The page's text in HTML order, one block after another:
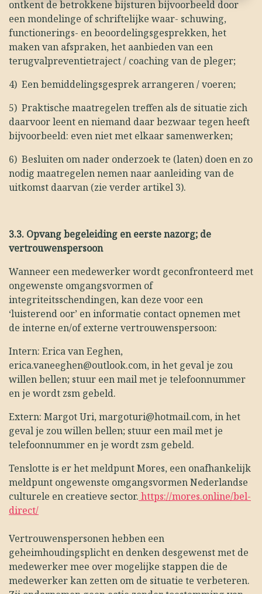
ontkent de betrokkene bijsturen bijvoorbeeld door
een mondelinge of schriftelijke waar- schuwing,
functionerings- en beoordelingsgesprekken, het
maken van afspraken, het aanbieden van een
terugvalpreventietraject / coaching van de pleger;
4) Een bemiddelingsgesprek arrangeren / voeren;
5) Praktische maatregelen treffen als de situatie zich
daarvoor leent en niemand daar bezwaar tegen heeft
bijvoorbeeld: even niet met elkaar samenwerken;
6) Besluiten om nader onderzoek te (laten) doen en zo
nodig maatregelen nemen naar aanleiding van de
uitkomst daarvan (zie verder artikel 3).
3.3. Opvang begeleiding en eerste nazorg; de
vertrouwenspersoon
Wanneer een medewerker wordt geconfronteerd met
ongewenste omgangsvormen of
integriteitsschendingen, kan deze voor een
‘luisterend oor’ en informatie contact opnemen met
de interne en/of externe vertrouwenspersoon:
Intern: Erica van Eeghen,
erica.vaneeghen@outlook.com, in het geval je zou
willen bellen; stuur een mail met je telefoonnummer
en je wordt zsm gebeld.
Extern: Margot Uri,margoturi@hotmail.com, in het
geval je zou willen bellen; stuur een mail met je
telefoonnummer en je wordt zsm gebeld.
Tenslotte is er het meldpunt Mores, een onafhankelijk
meldpunt ongewenste omgangsvormen Nederlandse
culturele en creatieve sector. https://mores.online/bel-
direct/
Vertrouwenspersonen hebben een
geheimhoudingsplicht en denken desgewenst met de
medewerker mee over mogelijke stappen die de
medewerker kan zetten om de situatie te verbeteren.